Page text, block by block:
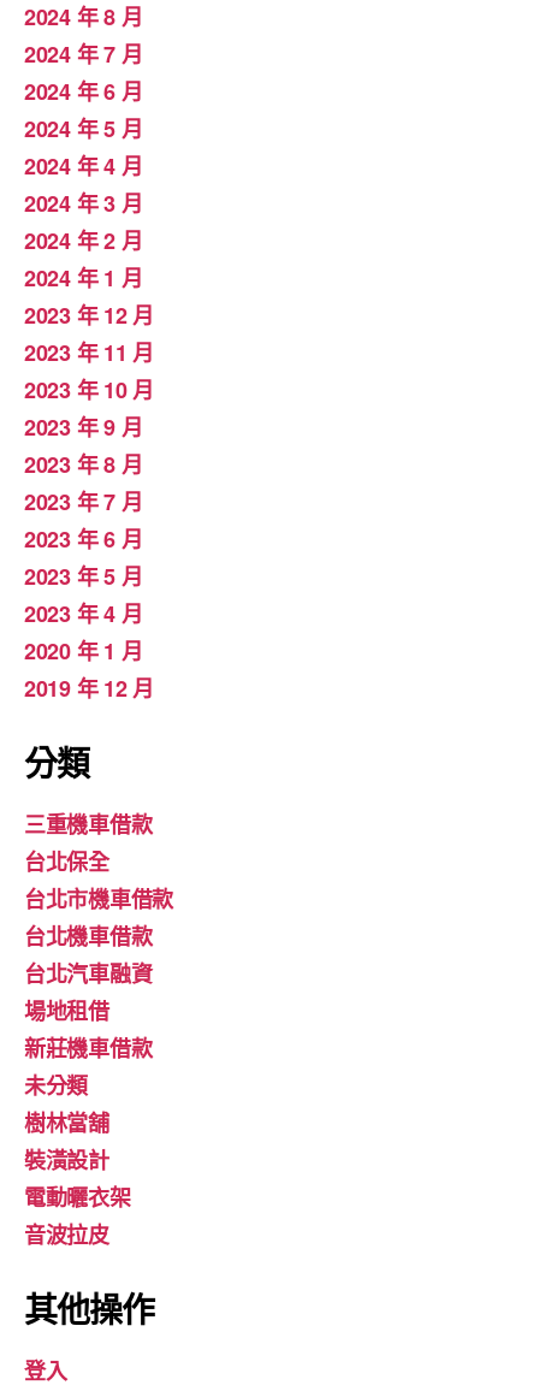
2024 年 8 月
2024 年 7 月
2024 年 6 月
2024 年 5 月
2024 年 4 月
2024 年 3 月
2024 年 2 月
2024 年 1 月
2023 年 12 月
2023 年 11 月
2023 年 10 月
2023 年 9 月
2023 年 8 月
2023 年 7 月
2023 年 6 月
2023 年 5 月
2023 年 4 月
2020 年 1 月
2019 年 12 月
分類
三重機車借款
台北保全
台北市機車借款
台北機車借款
台北汽車融資
場地租借
新莊機車借款
未分類
樹林當舖
裝潢設計
電動曬衣架
音波拉皮
其他操作
登入